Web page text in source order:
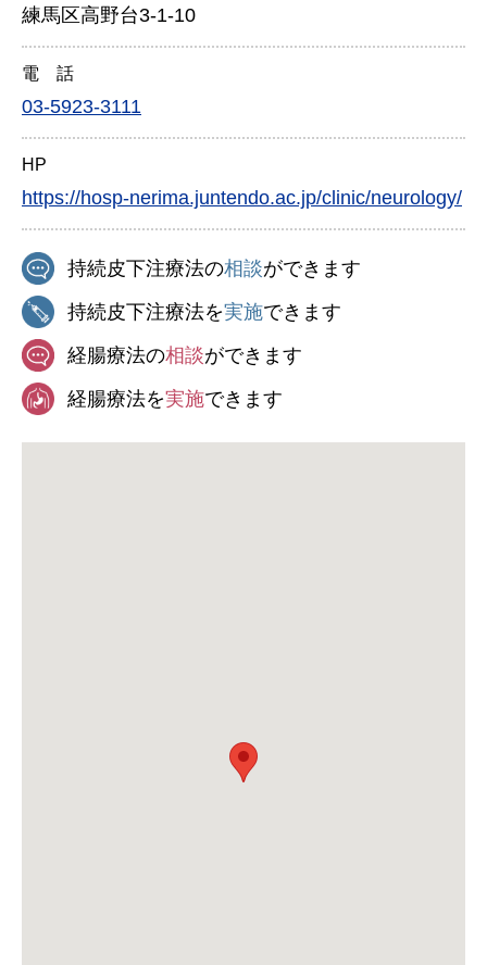
練馬区高野台3-1-10
電 話
03-5923-3111
HP
https://hosp-nerima.juntendo.ac.jp/clinic/neurology/
持続皮下注療法の相談ができます
持続皮下注療法を実施できます
経腸療法の相談ができます
経腸療法を実施できます